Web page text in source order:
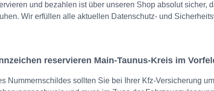
und bezahlen ist über unseren Shop absolut sicher,
Wir erfüllen alle aktuellen Datenschutz- und
reservieren Main-Taunus-Kreis im
Nummernschildes sollten Sie bei Ihrer Kfz-Versicherung